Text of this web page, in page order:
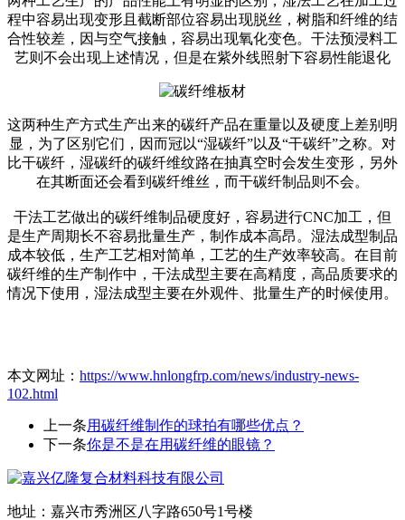
程中容易出现变形且截断部位容易出现脱丝，树脂和纤维的结
合性较差，因与空气接触，容易出现氧化变色。干法预浸料工
艺则不会出现上述情况，但是在紫外线照射下容易性能退化
这两种生产方式生产出来的碳纤产品在重量以及硬度上差别明
显，为了区别它们，因而冠以“湿碳纤”以及“干碳纤”之称。对
比干碳纤，湿碳纤的碳纤维纹路在抽真空时会发生变形，另外
在其断面还会看到碳纤维丝，而干碳纤制品则不会。
干法工艺做出的碳纤维制品硬度好，容易进行CNC加工，但
是生产周期长不容易批量生产，制作成本高昂。湿法成型制品
成本较低，生产工艺相对简单，工艺的生产效率较高。在目前
碳纤维的生产制作中，干法成型主要在高精度，高品质要求的
情况下使用，湿法成型主要在外观件、批量生产的时候使用。
本文网址： https://www.hnlongfrp.com/news/industry-news-
102.html
上一条用碳纤维制作的球拍有哪些优点？
下一条你是不是在用碳纤维的眼镜？
地址：嘉兴市秀洲区八字路650号1号楼